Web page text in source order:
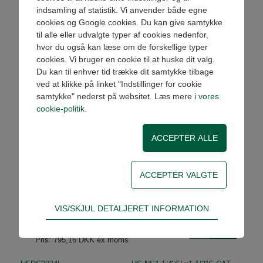
HFDS1212I
HS.NS 3/4"SL x 3/4" S.CAT lige
Ikke på lager
Pris: 495,43 DKK ex moms
Køb
HFDS1216I
HS.NS 3/4"SL x 1" S.CAT lige
Ikke på lager
Pris: 510,47 DKK ex moms
HFDS1616I
Køb
Køb
HFDS2020I
HS.NS1.1/4"SLx1.1/4"S.CAT
Pris: 795,16 DKK ex moms
indsamling af statistik. Vi anvender både egne
cookies og Google cookies. Du kan give samtykke
til alle eller udvalgte typer af cookies nedenfor,
hvor du også kan læse om de forskellige typer
cookies. Vi bruger en cookie til at huske dit valg.
Du kan til enhver tid trække dit samtykke tilbage
ved at klikke på linket "Indstillinger for cookie
samtykke" nederst på websitet. Læs mere i vores
cookie-politik
Teknisk
Tekniske cookies er nødvendige for hjemmesidens
adgangskontrol samt indkøbskurv og kan derfor
VIS/SKJUL DETALJERET INFORMATION